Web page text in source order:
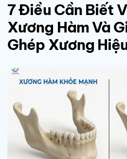
7 Điều Cần Biết
Xương Hàm Và
Ghép Xương